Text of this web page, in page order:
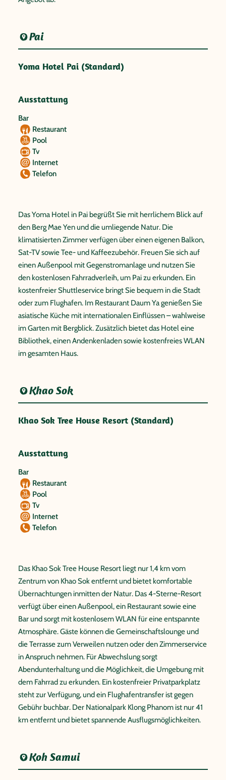
Pai
Yoma Hotel Pai (Standard)
Ausstattung
Bar
Restaurant
Pool
Tv
Internet
Telefon
Das Yoma Hotel in Pai begrüßt Sie mit herrlichem Blick auf
den Berg Mae Yen und die umliegende Natur. Die
klimatisierten Zimmer verfügen über einen eigenen Balkon,
Sat-TV sowie Tee- und Kaffeezubehör. Freuen Sie sich auf
einen Außenpool mit Gegenstromanlage und nutzen Sie
den kostenlosen Fahrradverleih, um Pai zu erkunden. Ein
kostenfreier Shuttleservice bringt Sie bequem in die Stadt
oder zum Flughafen. Im Restaurant Daum Ya genießen Sie
asiatische Küche mit internationalen Einflüssen – wahlweise
im Garten mit Bergblick. Zusätzlich bietet das Hotel eine
Bibliothek, einen Andenkenladen sowie kostenfreies WLAN
im gesamten Haus.
Khao Sok
Khao Sok Tree House Resort (Standard)
Ausstattung
Bar
Restaurant
Pool
Tv
Internet
Telefon
Das Khao Sok Tree House Resort liegt nur 1,4 km vom
Zentrum von Khao Sok entfernt und bietet komfortable
Übernachtungen inmitten der Natur. Das 4-Sterne-Resort
verfügt über einen Außenpool, ein Restaurant sowie eine
Bar und sorgt mit kostenlosem WLAN für eine entspannte
Atmosphäre. Gäste können die Gemeinschaftslounge und
die Terrasse zum Verweilen nutzen oder den Zimmerservice
in Anspruch nehmen. Für Abwechslung sorgt
Abendunterhaltung und die Möglichkeit, die Umgebung mit
dem Fahrrad zu erkunden. Ein kostenfreier Privatparkplatz
steht zur Verfügung, und ein Flughafentransfer ist gegen
Gebühr buchbar. Der Nationalpark Klong Phanom ist nur 41
km entfernt und bietet spannende Ausflugsmöglichkeiten.
Koh Samui